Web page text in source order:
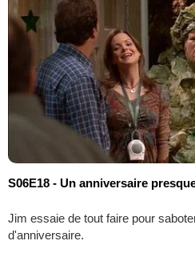
S06E18 - Un anniversaire
Jim essaie de tout faire pour
d'anniversaire.